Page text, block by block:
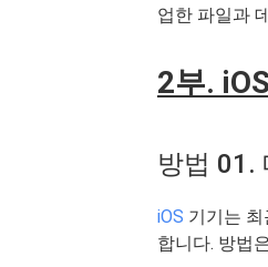
업한 파일과
2부.
방법 01.
iOS 기기는
합니다. 방법